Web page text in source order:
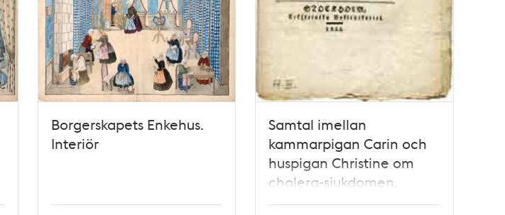
Borgerskapets Enkehus.
Interiör
Samtal imellan
kammarpigan Carin och
huspigan Christine om
cholera-sjukdomen.